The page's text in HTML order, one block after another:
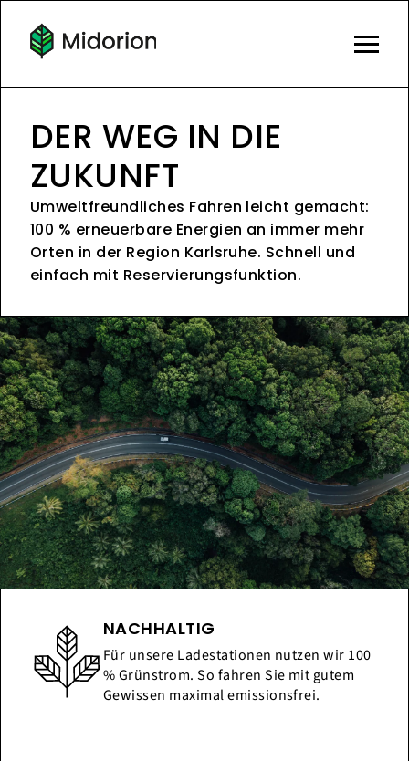
DER WEG IN DIE
ZUKUNFT
Umweltfreundliches Fahren leicht gemacht:
100 % erneuerbare Energien an immer mehr
Orten in der Region Karlsruhe. Schnell und
einfach mit Reservierungsfunktion.
NACHHALTIG
Für unsere Ladestationen nutzen wir 100
% Grünstrom. So fahren Sie mit gutem
Gewissen maximal emissionsfrei.